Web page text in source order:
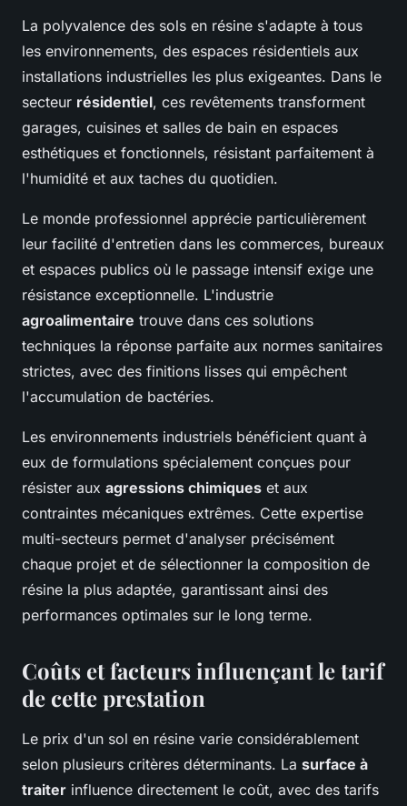
La polyvalence des sols en résine s'adapte à tous
les environnements, des espaces résidentiels aux
installations industrielles les plus exigeantes. Dans le
secteur résidentiel, ces revêtements transforment
garages, cuisines et salles de bain en espaces
esthétiques et fonctionnels, résistant parfaitement à
l'humidité et aux taches du quotidien.
Le monde professionnel apprécie particulièrement
leur facilité d'entretien dans les commerces, bureaux
et espaces publics où le passage intensif exige une
résistance exceptionnelle. L'industrie
agroalimentaire trouve dans ces solutions
techniques la réponse parfaite aux normes sanitaires
strictes, avec des finitions lisses qui empêchent
l'accumulation de bactéries.
Les environnements industriels bénéficient quant à
eux de formulations spécialement conçues pour
résister aux agressions chimiques et aux
contraintes mécaniques extrêmes. Cette expertise
multi-secteurs permet d'analyser précisément
chaque projet et de sélectionner la composition de
résine la plus adaptée, garantissant ainsi des
performances optimales sur le long terme.
Coûts et facteurs influençant le tarif
de cette prestation
Le prix d'un sol en résine varie considérablement
selon plusieurs critères déterminants. La surface à
traiter influence directement le coût, avec des tarifs